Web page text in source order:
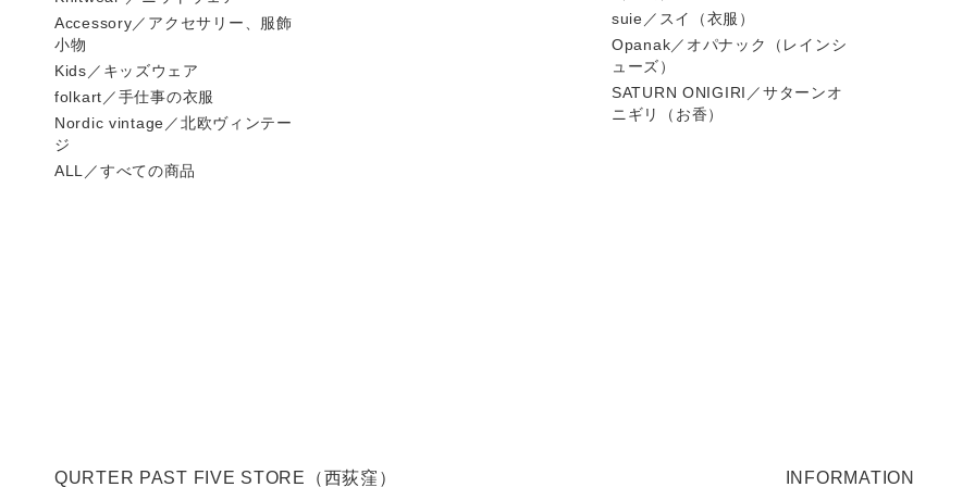
Accessory／アクセサリー、服飾
小物
Kids／キッズウェア
folkart／手仕事の衣服
Nordic vintage／北欧ヴィンテー
ジ
ALL／すべての商品
suie／スイ（衣服）
Opanak／オパナック（レインシ
ューズ）
SATURN ONIGIRI／サターンオ
ニギリ（お香）
QURTER PAST FIVE STORE（西荻窪） INFORMATION